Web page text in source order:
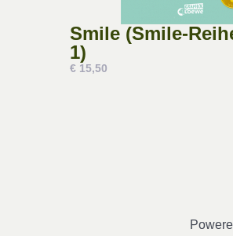
Smile (Smile-
1)
€ 15,50